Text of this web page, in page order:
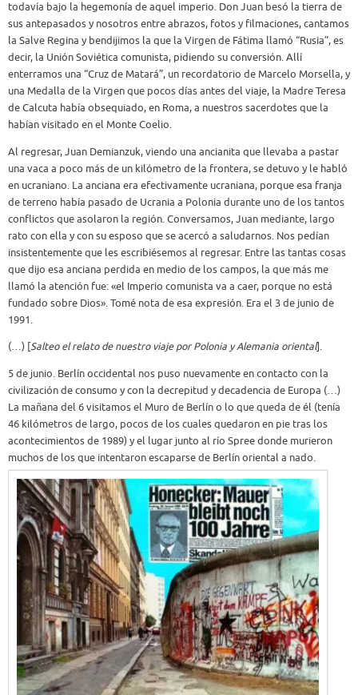
todavía bajo la hegemonía de aquel imperio. Don Juan besó la tierra de
sus antepasados y nosotros entre abrazos, fotos y filmaciones, cantamos
la Salve Regina y bendijimos la que la Virgen de Fátima llamó “Rusia”, es
decir, la Unión Soviética comunista, pidiendo su conversión. Allí
enterramos una “Cruz de Matará”, un recordatorio de Marcelo Morsella, y
una Medalla de la Virgen que pocos días antes del viaje, la Madre Teresa
de Calcuta había obsequiado, en Roma, a nuestros sacerdotes que la
habían visitado en el Monte Coelio.
Al regresar, Juan Demianzuk, viendo una ancianita que llevaba a pastar
una vaca a poco más de un kilómetro de la frontera, se detuvo y le habló
en ucraniano. La anciana era efectivamente ucraniana, porque esa franja
de terreno había pasado de Ucrania a Polonia durante uno de los tantos
conflictos que asolaron la región. Conversamos, Juan mediante, largo
rato con ella y con su esposo que se acercó a saludarnos. Nos pedían
insistentemente que les escribiésemos al regresar. Entre las tantas cosas
que dijo esa anciana perdida en medio de los campos, la que más me
llamó la atención fue: «el Imperio comunista va a caer, porque no está
fundado sobre Dios». Tomé nota de esa expresión. Era el 3 de junio de
1991.
(…) [Salteo el relato de nuestro viaje por Polonia y Alemania oriental].
5 de junio. Berlín occidental nos puso nuevamente en contacto con la
civilización de consumo y con la decrepitud y decadencia de Europa (…)
La mañana del 6 visitamos el Muro de Berlín o lo que queda de él (tenía
46 kilómetros de largo, pocos de los cuales quedaron en pie tras los
acontecimientos de 1989) y el lugar junto al río Spree donde murieron
muchos de los que intentaron escaparse de Berlín oriental a nado.